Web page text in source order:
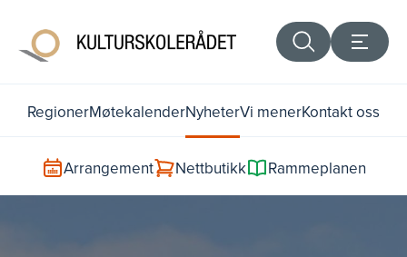
RegionerMøtekalenderNyheterVi menerKontakt oss
Arrangement Nettbutikk Rammeplanen